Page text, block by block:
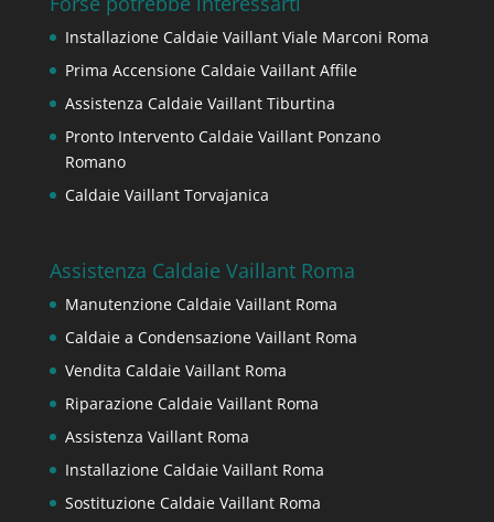
Installazione Caldaie Vaillant Viale Marconi Roma
Prima Accensione Caldaie Vaillant Affile
Assistenza Caldaie Vaillant Tiburtina
Pronto Intervento Caldaie Vaillant Ponzano
Romano
Caldaie Vaillant Torvajanica
Assistenza Caldaie Vaillant Roma
Manutenzione Caldaie Vaillant Roma
Caldaie a Condensazione Vaillant Roma
Vendita Caldaie Vaillant Roma
Riparazione Caldaie Vaillant Roma
Assistenza Vaillant Roma
Installazione Caldaie Vaillant Roma
Sostituzione Caldaie Vaillant Roma